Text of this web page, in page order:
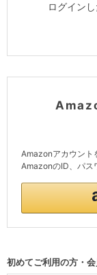
ログイン
Amazonアカウント
AmazonのID、パス
初めてご利用の方・